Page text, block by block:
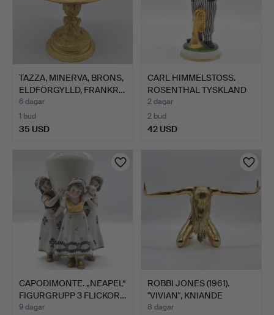
TAZZA, MINERVA, BRONS,
ELDFÖRGYLLD, FRANKR…
6 dagar
1 bud
35 USD
CARL HIMMELSTOSS.
ROSENTHAL TYSKLAND
(SELB…
2 dagar
2 bud
42 USD
CAPODIMONTE. „NEAPEL“
FIGURGRUPP 3 FLICKOR…
9 dagar
ROBBI JONES (1961).
"VIVIAN", KNIANDE
DAMN…
8 dagar